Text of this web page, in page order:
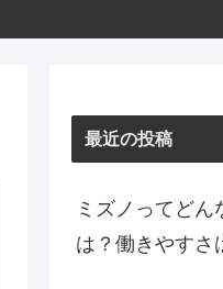
最近の投稿
ミズノってど
は？働きやすさ